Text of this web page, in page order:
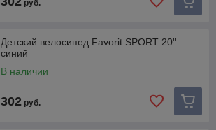
руб.
Детский велосипед Favorit SPORT 20''
синий
В наличии
302 руб.